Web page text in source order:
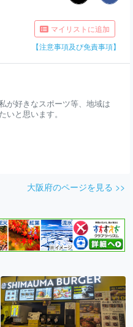
マイリストに追加
【注意事項及び免責事項】
が好きなスポーツ等、地域は
いと思います。
大阪府のページを見る >>